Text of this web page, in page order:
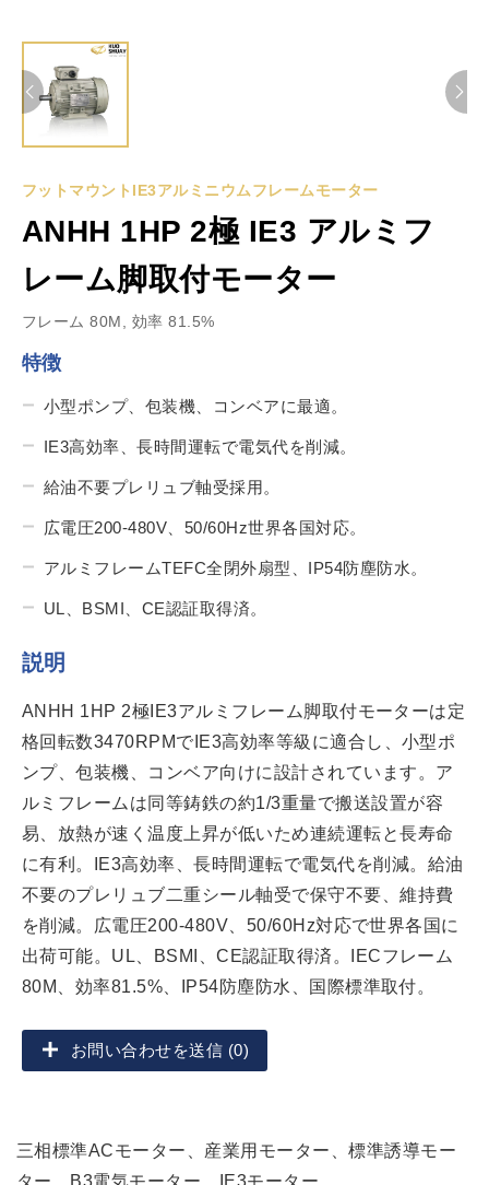
フットマウントIE3アルミニウムフレームモーター
ANHH 1HP 2極 IE3 アルミフ
レーム脚取付モーター
フレーム 80M, 効率 81.5%
特徴
小型ポンプ、包装機、コンベアに最適。
IE3高効率、長時間運転で電気代を削減。
給油不要プレリュブ軸受採用。
広電圧200-480V、50/60Hz世界各国対応。
アルミフレームTEFC全閉外扇型、IP54防塵防水。
UL、BSMI、CE認証取得済。
説明
ANHH 1HP 2極IE3アルミフレーム脚取付モーターは定
格回転数3470RPMでIE3高効率等級に適合し、小型ポ
ンプ、包装機、コンベア向けに設計されています。ア
ルミフレームは同等鋳鉄の約1/3重量で搬送設置が容
易、放熱が速く温度上昇が低いため連続運転と長寿命
に有利。IE3高効率、長時間運転で電気代を削減。給油
不要のプレリュブ二重シール軸受で保守不要、維持費
を削減。広電圧200-480V、50/60Hz対応で世界各国に
出荷可能。UL、BSMI、CE認証取得済。IECフレーム
80M、効率81.5%、IP54防塵防水、国際標準取付。
お問い合わせを送信 (0)
三相標準ACモーター、産業用モーター、標準誘導モー